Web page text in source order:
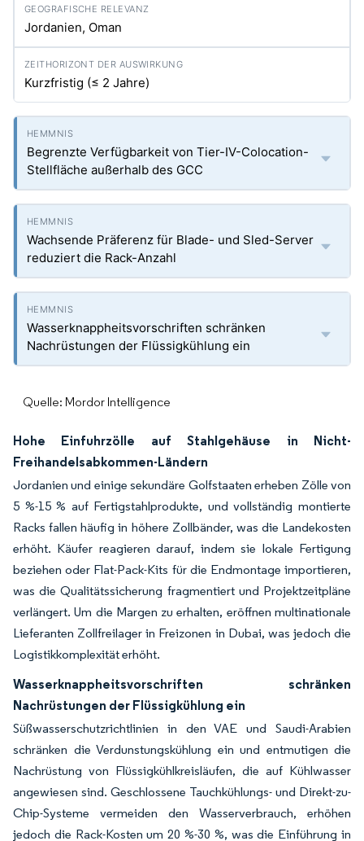
Jordanien, Oman
Kurzfristig (≤ 2 Jahre)
Begrenzte Verfügbarkeit von Tier-IV-Colocation-
Stellfläche außerhalb des GCC
Wachsende Präferenz für Blade- und Sled-Server
reduziert die Rack-Anzahl
Wasserknappheitsvorschriften schränken
Nachrüstungen der Flüssigkühlung ein
Quelle: Mordor Intelligence
Hohe Einfuhrzölle auf Stahlgehäuse in Nicht-
Freihandelsabkommen-Ländern
Jordanien und einige sekundäre Golfstaaten erheben Zölle von
5 %-15 % auf Fertigstahlprodukte, und vollständig montierte
Racks fallen häufig in höhere Zollbänder, was die Landekosten
erhöht. Käufer reagieren darauf, indem sie lokale Fertigung
beziehen oder Flat-Pack-Kits für die Endmontage importieren,
was die Qualitätssicherung fragmentiert und Projektzeitpläne
verlängert. Um die Margen zu erhalten, eröffnen multinationale
Lieferanten Zollfreilager in Freizonen in Dubai, was jedoch die
Logistikkomplexität erhöht.
Wasserknappheitsvorschriften schränken
Nachrüstungen der Flüssigkühlung ein
Süßwasserschutzrichtlinien in den VAE und Saudi-Arabien
schränken die Verdunstungskühlung ein und entmutigen die
Nachrüstung von Flüssigkühlkreisläufen, die auf Kühlwasser
angewiesen sind. Geschlossene Tauchkühlungs- und Direkt-zu-
Chip-Systeme vermeiden den Wasserverbrauch, erhöhen
jedoch die Rack-Kosten um 20 %-30 %, was die Einführung in